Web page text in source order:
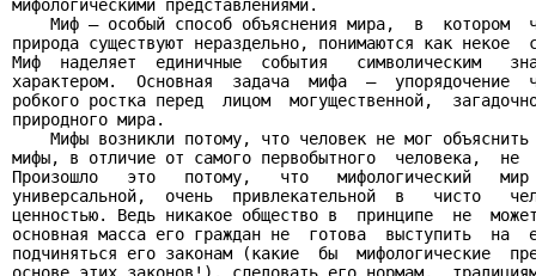
мифологическими представлениями.
Миф – особый способ объяснения мира,  в  котором
природа существуют нераздельно, понимаются как некое
Миф  наделяет  единичные  события   символическим
характером.  Основная  задача  мифа  –  упорядочение
робкого ростка перед  лицом  могущественной,
природного мира.
Мифы возникли потому, что человек не мог
мифы, в отличие от самого первобытного  человека,  не
Произошло   это   потому,   что   мифологический
универсальной,  очень  привлекательной  в   чисто
ценностью. Ведь никакое общество в  принципе  не
основная масса его граждан не  готова  выступить  на
подчиняться его законам (какие  бы  мифологические